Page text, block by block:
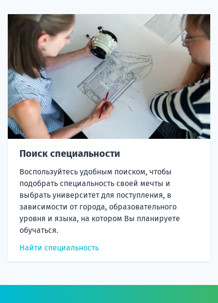
Поиск специальности
Воспользуйтесь удобным поиском, чтобы
подобрать специальность своей мечты и
выбрать университет для поступления, в
зависимости от города, образовательного
уровня и языка, на котором Вы планируете
обучаться.
Найти специальность